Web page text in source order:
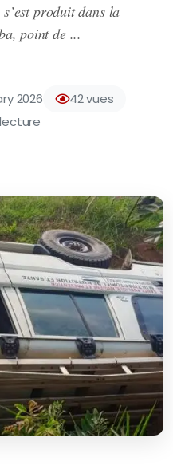
produit dans la
point de ...
2026
42 vues